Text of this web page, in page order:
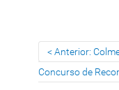
Anterior:
Concurso de